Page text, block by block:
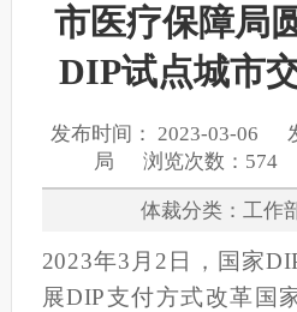
市医疗保障局
DIP试点城市
发布时间： 2023-03-06
局 浏览次数：574
体裁分类：
2023年3月2日，国家
展DIP支付方式改革国